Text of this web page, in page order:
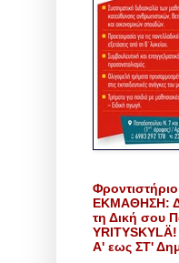
Φροντιστήριο
ΕΚΜΑΘΗΣΗ:
τη Δική σου
YRITYSKYLÄ!
Α' εως ΣΤ'